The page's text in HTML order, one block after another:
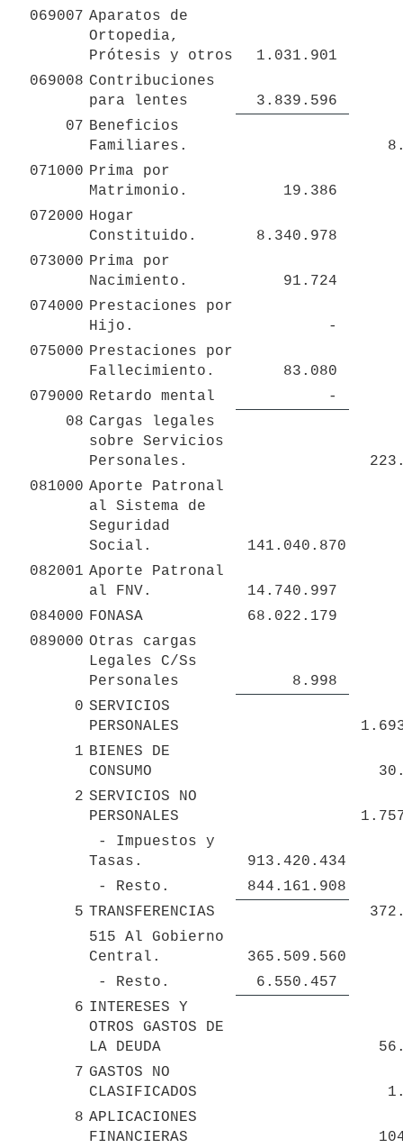
069007 Aparatos de
Ortopedia,
Prótesis y otros
1.031.901
069008 Contribuciones
para lentes
3.839.596
07 Beneficios
Familiares.
071000 Prima por
Matrimonio.
19.386
072000 Hogar
Constituido.
8.340.978
073000 Prima por
Nacimiento.
91.724
074000 Prestaciones por
Hijo.
-
075000 Prestaciones por
Fallecimiento.
83.080
079000 Retardo mental
-
08 Cargas legales
sobre Servicios
Personales.
081000 Aporte Patronal
al Sistema de
Seguridad
Social.
082001 Aporte Patronal
al FNV.
14.740.997
084000 FONASA
68.022.179
089000 Otras cargas
Legales C/Ss
Personales
8.998
0 SERVICIOS
PERSONALES
1 BIENES DE
CONSUMO
2 SERVICIOS NO
PERSONALES
Tasas.
- Resto.
5 TRANSFERENCIAS
515 Al Gobierno
Central.
- Resto.
6.550.457
6 INTERESES Y
OTROS GASTOS DE
LA DEUDA
7 GASTOS NO
CLASIFICADOS
8 APLICACIONES
FINANCIERAS